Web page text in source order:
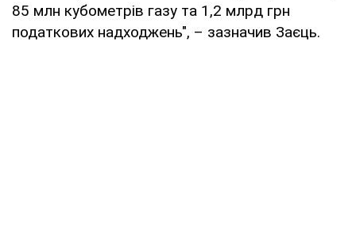
85 млн кубометрів газу та 1,2 млрд грн
податкових надходжень", – зазначив Заєць.